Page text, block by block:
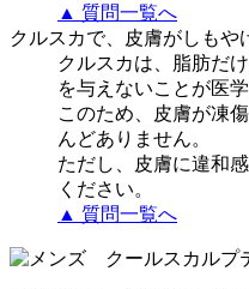
▲ 質問一覧へ
クルスカで、皮膚がしもや
クルスカは、脂肪だ
を与えないことが医
このため、皮膚が凍
んどありません。
ただし、皮膚に違和
ください。
▲ 質問一覧へ